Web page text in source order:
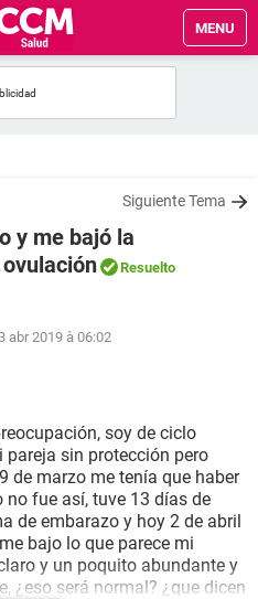
MENU
Siguiente Tema
y me bajó la
Resuelto
3 abr 2019 à 06:02
soy de ciclo
pareja sin protección pero
de marzo me tenía que haber
fue así, tuve 13 días de
de embarazo y hoy 2 de abril
bajo lo que parece mi
y un poquito abundante y
¿eso será normal? ¿que dicen